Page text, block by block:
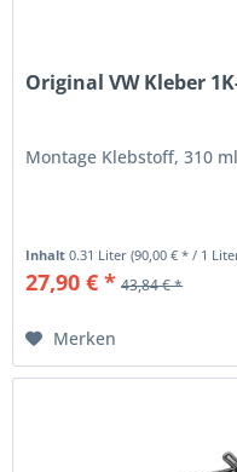
Original VW Kleber
Montage Klebstoff, 310
Inhalt0.31 Liter(90,00 € * / 1
27,90 € * 43,84 € *
Merken